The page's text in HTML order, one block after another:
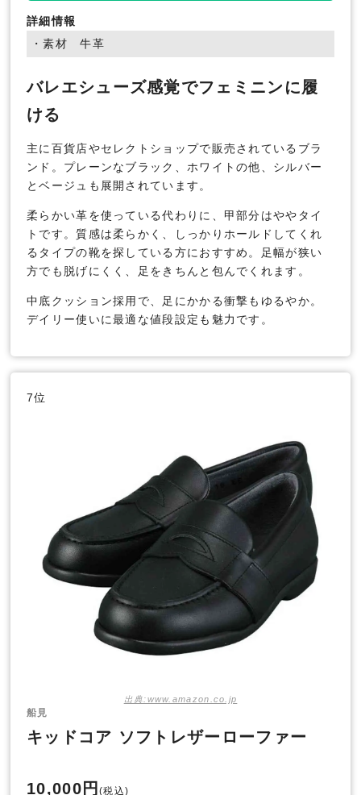
詳細情報
・素材 牛革
バレエシューズ感覚でフェミニンに履
ける
主に百貨店やセレクトショップで販売されているブラ
ンド。プレーンなブラック、ホワイトの他、シルバー
とベージュも展開されています。
柔らかい革を使っている代わりに、甲部分はややタイ
トです。質感は柔らかく、しっかりホールドしてくれ
るタイプの靴を探している方におすすめ。足幅が狭い
方でも脱げにくく、足をきちんと包んでくれます。
中底クッション採用で、足にかかる衝撃もゆるやか。
デイリー使いに最適な値段設定も魅力です。
7位
出典:www.amazon.co.jp
船見
キッドコア ソフトレザーローファー
10,000円(税込)